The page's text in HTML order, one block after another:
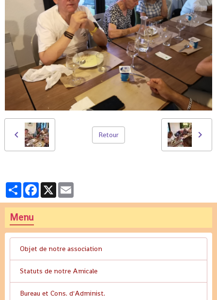
Retour
PartagerFacebook
X
Menu
Objet de notre association
Statuts de notre Amicale
Bureau et Cons. d'Administ.